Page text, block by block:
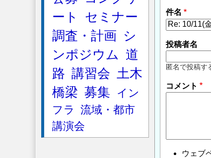
件名
投稿者名
匿名で投稿す
コメント
ウェブ
ート
セミナー
調査・計画
シ
ンポジウム 道
路 講習会 土木
橋梁 募集
イン
フラ
流域・都市
講演会